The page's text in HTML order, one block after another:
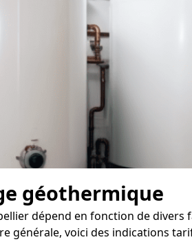
géothermique
dépend en fonction de
générale, voici des indications